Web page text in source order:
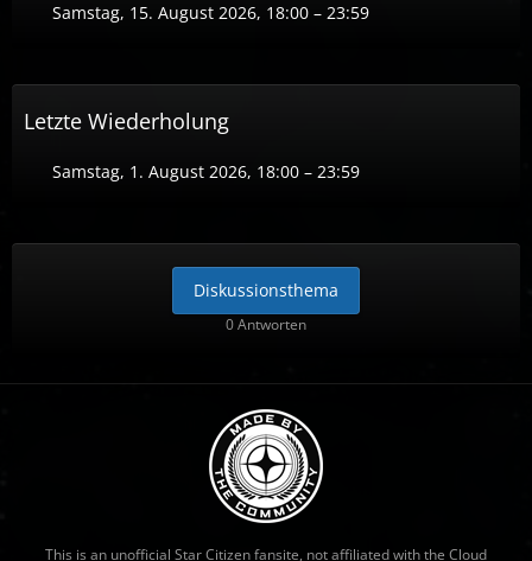
Samstag, 15. August 2026, 18:00 – 23:59
Letzte Wiederholung
Samstag, 1. August 2026, 18:00 – 23:59
Diskussionsthema
0 Antworten
This is an unofficial Star Citizen fansite, not affiliated with the Cloud